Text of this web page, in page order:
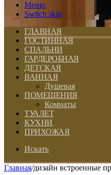
Меню
Switch skin
ГЛАВНАЯ
ГОСТИННАЯ
СПАЛЬНИ
ГАРДЕРОБНАЯ
ДЕТСКАЯ
ВАННАЯ
Душевая
ПОМЕЩЕНИЯ
Комнаты
ТУАЛЕТ
КУХНИ
ПРИХОЖАЯ
Искать
Главная/дизайн встроенные